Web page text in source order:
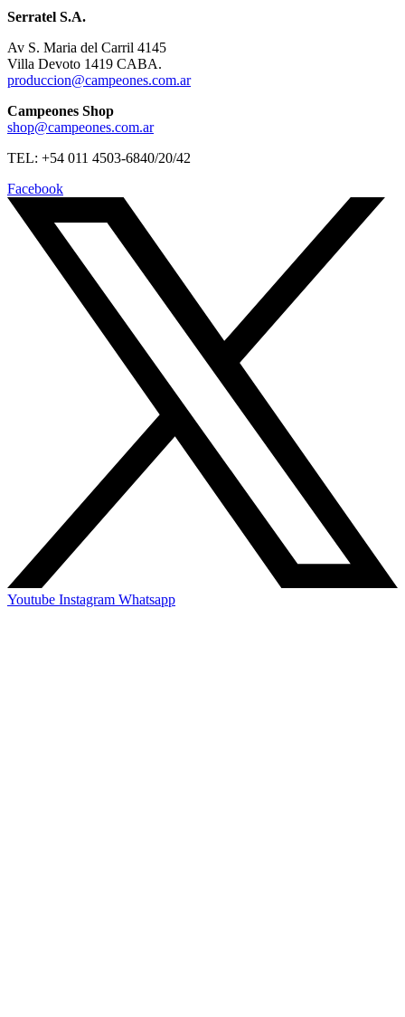
Serratel S.A.
Av S. Maria del Carril 4145
Villa Devoto 1419 CABA.
produccion@campeones.com.ar
Campeones Shop
shop@campeones.com.ar
TEL: +54 011 4503-6840/20/42
Facebook
Youtube Instagram Whatsapp